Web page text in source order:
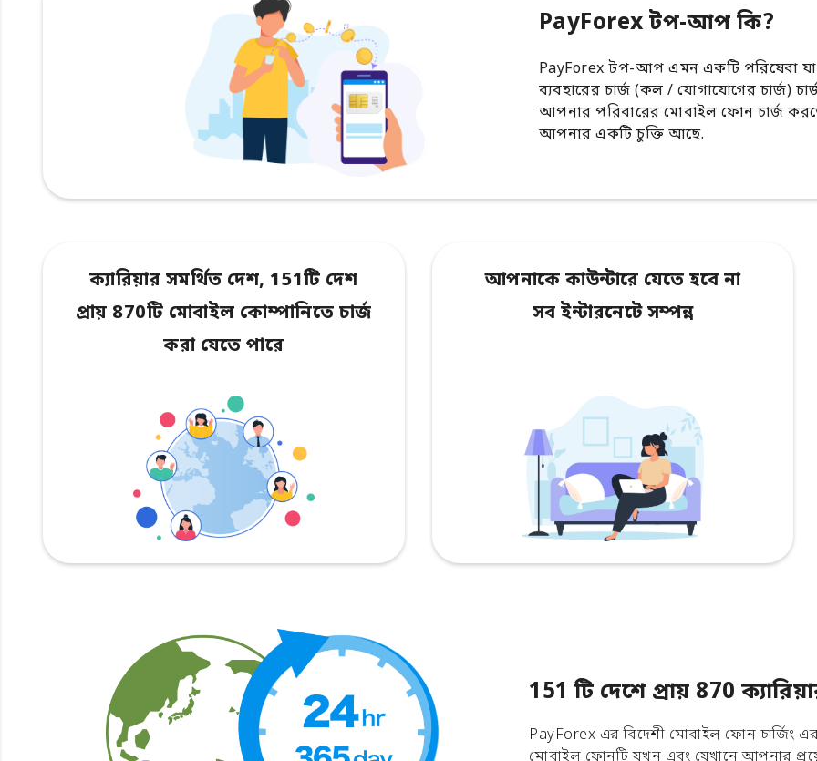
PayForex টপ-আপ কি?
PayForex টপ-আপ এমন একটি পরিষেবা
ব্যবহারের চার্জ (কল / যোগাযোগের চার্জ)
আপনার পরিবারের মোবাইল ফোন চার্জ
আপনার একটি চুক্তি আছে.
ক্যারিয়ার সমর্থিত দেশ, 151টি দেশ
প্রায় 870টি মোবাইল কোম্পানিতে চার্জ
করা যেতে পারে
আপনাকে কাউন্টারে যেতে হবে না
সব ইন্টারনেটে সম্পন্ন
151 টি দেশে প্রায় 870
PayForex এর বিদেশী মোবাইল ফোন চার্জিং